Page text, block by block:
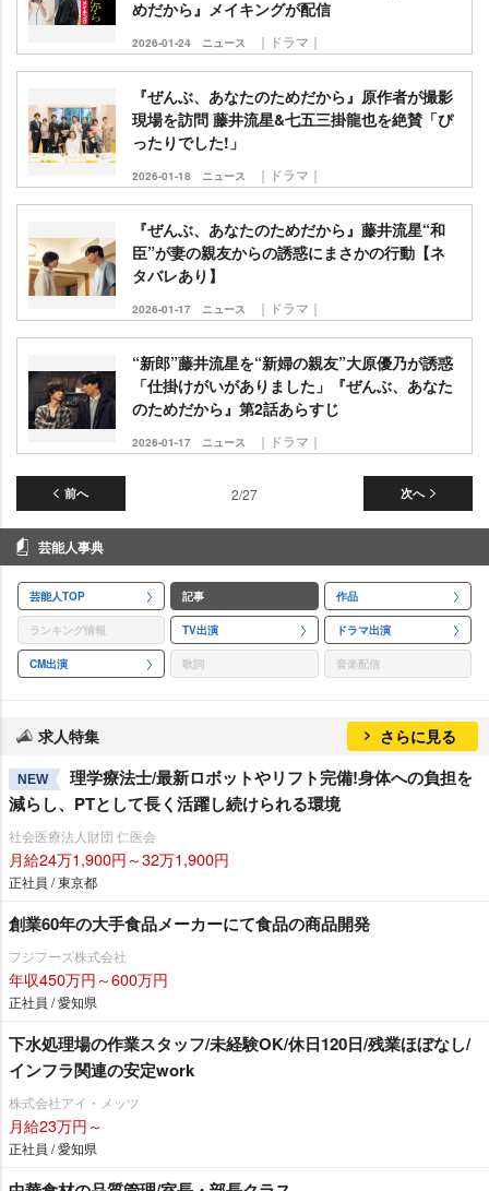
めだから』メイキングが配信
2026-01-24 ニュース ｜ドラマ｜
『ぜんぶ、あなたのためだから』原作者が撮影
現場を訪問 藤井流星&七五三掛龍也を絶賛「ぴ
ったりでした!」
2026-01-18 ニュース ｜ドラマ｜
『ぜんぶ、あなたのためだから』藤井流星“和
臣”が妻の親友からの誘惑にまさかの行動【ネ
タバレあり】
2026-01-17 ニュース ｜ドラマ｜
“新郎”藤井流星を“新婦の親友”大原優乃が誘惑
「仕掛けがいがありました」『ぜんぶ、あなた
のためだから』第2話あらすじ
2026-01-17 ニュース ｜ドラマ｜
前へ 次へ
2/27
芸能人事典
芸能人TOP 記事 作品
ランキング情報 TV出演 ドラマ出演
CM出演 歌詞 音楽配信
求人特集 さらに見る
NEW
理学療法士/最新ロボットやリフト完備!身体への負担を
減らし、PTとして長く活躍し続けられる環境
社会医療法人財団 仁医会
月給24万1,900円～32万1,900円
正社員 / 東京都
創業60年の大手食品メーカーにて食品の商品開発
フジフーズ株式会社
年収450万円～600万円
正社員 / 愛知県
下水処理場の作業スタッフ/未経験OK/休日120日/残業ほぼなし/
インフラ関連の安定work
株式会社アイ・メッツ
月給23万円～
正社員 / 愛知県